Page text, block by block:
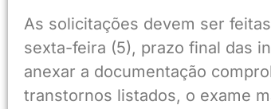
As solicitações devem ser
sexta-feira (5), prazo final das
anexar a documentação
transtornos listados, o exame